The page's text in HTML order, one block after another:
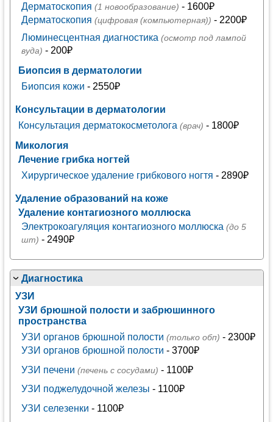
Дерматоскопия (1 новообразование) - 1600₽
Дерматоскопия (цифровая (компьютерная)) - 2200₽
Люминесцентная диагностика (осмотр под лампой
вуда) - 200₽
Биопсия в дерматологии
Биопсия кожи - 2550₽
Консультации в дерматологии
Консультация дерматокосметолога (врач) - 1800₽
Микология
Лечение грибка ногтей
Хирургическое удаление грибкового ногтя - 2890₽
Удаление образований на коже
Удаление контагиозного моллюска
Электрокоагуляция контагиозного моллюска (до 5
шт) - 2490₽
Диагностика
УЗИ
УЗИ брюшной полости и забрюшинного
пространства
УЗИ органов брюшной полости (только обп) - 2300₽
УЗИ органов брюшной полости - 3700₽
УЗИ печени (печень с сосудами) - 1100₽
УЗИ поджелудочной железы - 1100₽
УЗИ селезенки - 1100₽